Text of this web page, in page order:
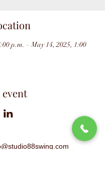
p.m. – May 14, 2025, 1:00